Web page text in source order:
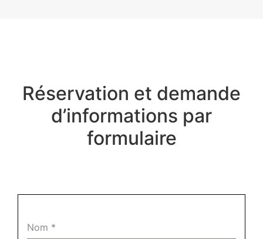
Réservation et demande
d’informations par
formulaire
Nom *